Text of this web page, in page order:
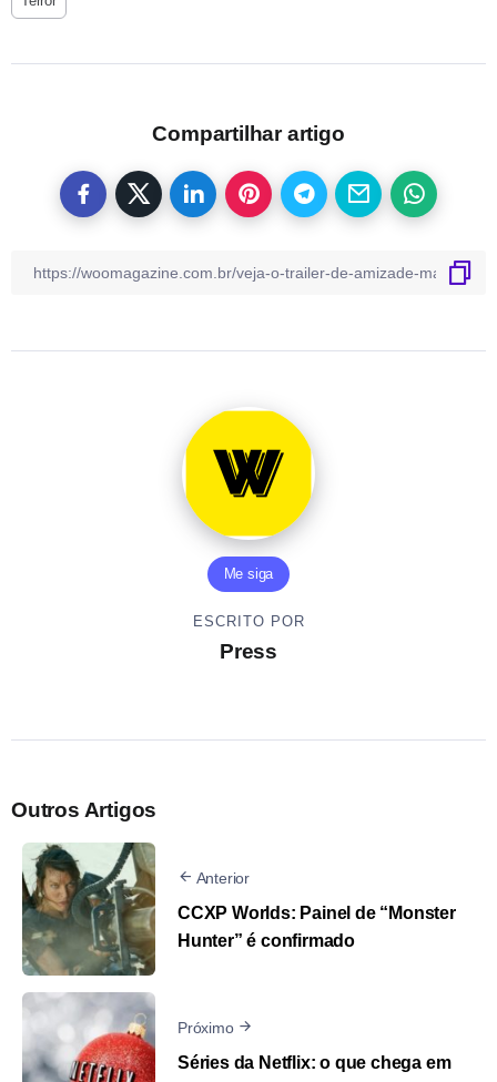
Compartilhar artigo
Me siga
ESCRITO POR
Press
Outros Artigos
Anterior
CCXP Worlds: Painel de “Monster
Hunter” é confirmado
Próximo
Séries da Netflix: o que chega em